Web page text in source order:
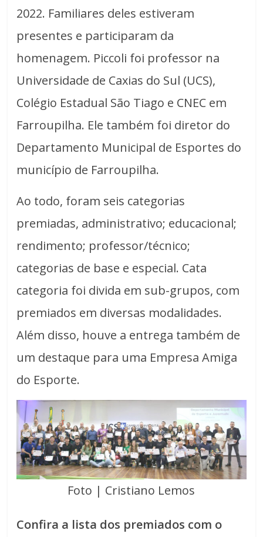
2022. Familiares deles estiveram
presentes e participaram da
homenagem. Piccoli foi professor na
Universidade de Caxias do Sul (UCS),
Colégio Estadual São Tiago e CNEC em
Farroupilha. Ele também foi diretor do
Departamento Municipal de Esportes do
município de Farroupilha.
Ao todo, foram seis categorias
premiadas, administrativo; educacional;
rendimento; professor/técnico;
categorias de base e especial. Cata
categoria foi divida em sub-grupos, com
premiados em diversas modalidades.
Além disso, houve a entrega também de
um destaque para uma Empresa Amiga
do Esporte.
Foto | Cristiano Lemos
Confira a lista dos premiados com o